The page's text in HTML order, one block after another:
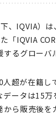
、IQVIA）
「IQVIA
るグローバ
超が在籍
ータは15
ら販売後